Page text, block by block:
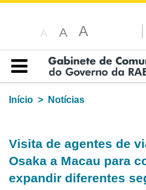
A A A
Índice
Início
Notícias
Visita de agentes de
Osaka a Macau para
expandir diferentes